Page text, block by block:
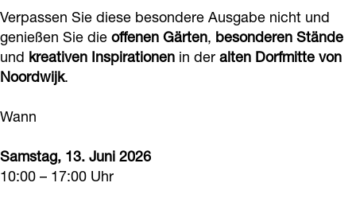
e
n
–
a
h
n
d
e
n
0
J
i
n
d
4
0
n
d
4
0
n
d
e
d
e
L
Verpassen Sie diese besondere Ausgabe nicht und
genießen Sie die offenen Gärten, besonderen Stände
und kreativen Inspirationen in der alten Dorfmitte von
Noordwijk.
Wann
Samstag, 13. Juni 2026
10:00 – 17:00 Uhr